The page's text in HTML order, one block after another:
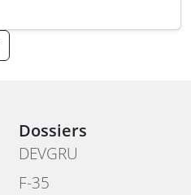
Dossiers
DEVGRU
F-35